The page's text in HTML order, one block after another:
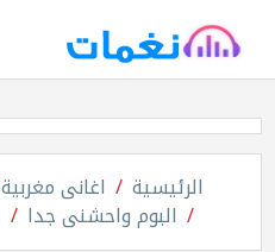
الرئيسية اغانى مغربية
البوم واحشنى جدا